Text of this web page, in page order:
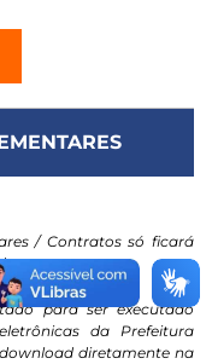
/ Contratos só ficará
para ser executado
da Prefeitura
diretamente na